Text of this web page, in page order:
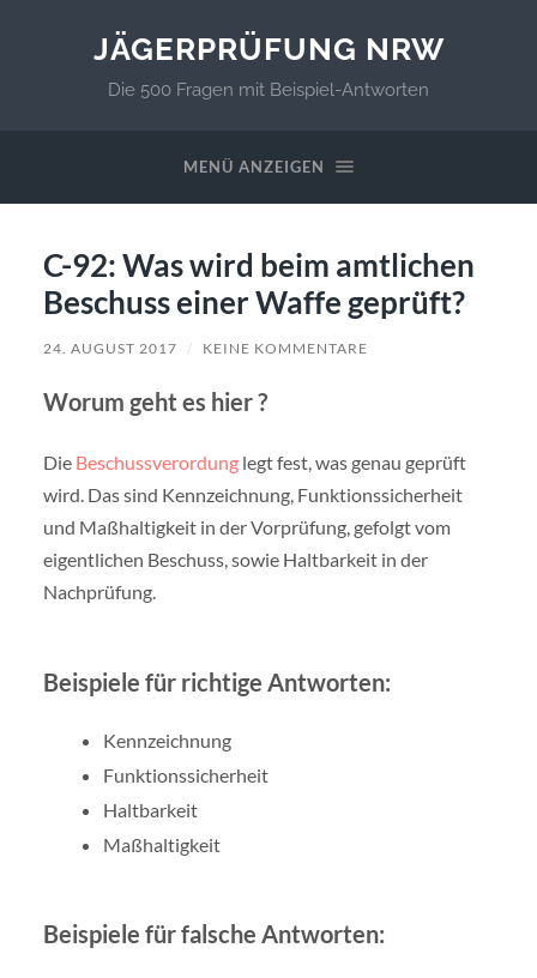
JÄGERPRÜFUNG NRW
Die 500 Fragen mit Beispiel-Antworten
MENÜ ANZEIGEN
C-92: Was wird beim amtlichen
Beschuss einer Waffe geprüft?
24. AUGUST 2017 / KEINE KOMMENTARE
Worum geht es hier ?
Die Beschussverordunglegt fest, was genau geprüft
wird. Das sind Kennzeichnung, Funktionssicherheit
und Maßhaltigkeit in der Vorprüfung, gefolgt vom
eigentlichen Beschuss, sowie Haltbarkeit in der
Nachprüfung.
Beispiele für richtige Antworten:
Kennzeichnung
Funktionssicherheit
Haltbarkeit
Maßhaltigkeit
Beispiele für falsche Antworten: